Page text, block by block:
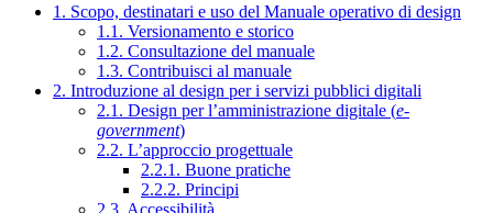
1. Scopo, destinatari e uso del Manuale operativo di design
1.1. Versionamento e storico
1.2. Consultazione del manuale
1.3. Contribuisci al manuale
2. Introduzione al design per i servizi pubblici digitali
2.1. Design per l’amministrazione digitale (e-
government)
2.2. L’approccio progettuale
2.2.1. Buone pratiche
2.2.2. Principi
2.3. Accessibilità